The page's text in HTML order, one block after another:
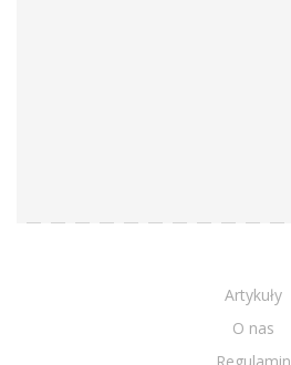
Artykuły
O nas